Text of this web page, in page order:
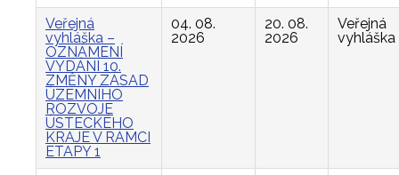
Veřejná
vyhláška –
OZNÁMENÍ
VYDÁNÍ 10.
ZMĚNY ZÁSAD
ÚZEMNÍHO
ROZVOJE
ÚSTECKÉHO
KRAJE V RÁMCI
ETAPY 1
04. 08.
2026
20. 08.
2026
Veřejná
vyhláška